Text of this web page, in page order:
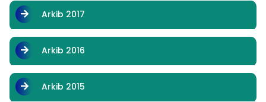
Arkib 2017
Arkib 2016
Arkib 2015